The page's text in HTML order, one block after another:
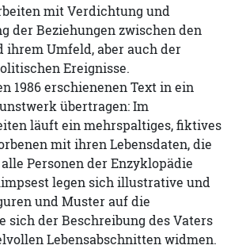
mit Verdichtung und
der Beziehungen zwischen den
ihrem Umfeld, aber auch der
Ereignisse.
1986 erschienenen Text in ein
übertragen: Im
läuft ein mehrspaltiges, ﬁktives
mit ihren Lebensdaten, die
Personen der Enzyklopädie
legen sich illustrative und
und Muster auf die
sich der Beschreibung des Vaters
Lebensabschnitten widmen.